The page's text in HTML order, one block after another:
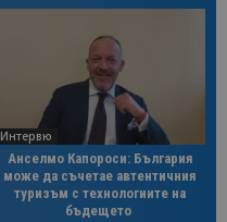
Интервю
Анселмо Капороси: България
може да съчетае автентичния
туризъм с технологиите на
бъдещето